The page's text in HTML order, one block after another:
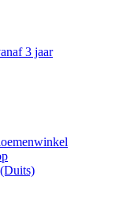
3 jaar